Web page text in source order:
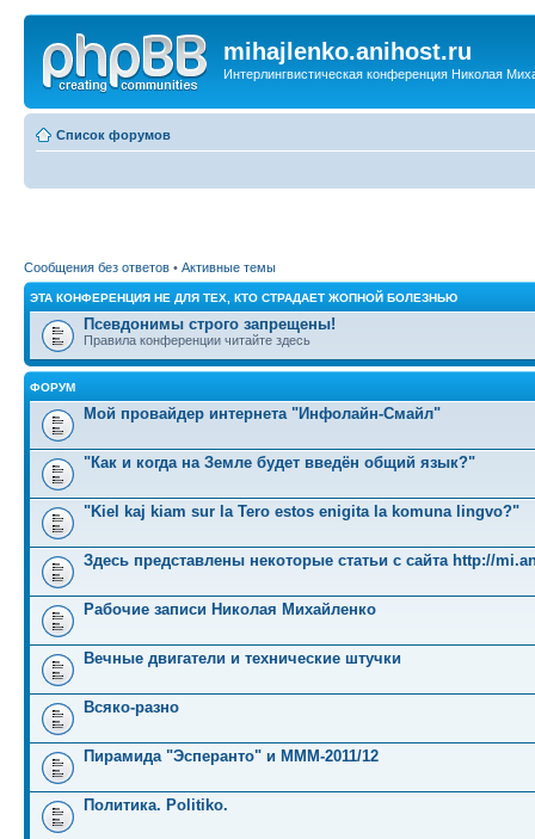
mihajlenko.anihost.ru
Интерлингвистическая конференция Николая
Список форумов
Сообщения без ответов • Активные темы
ЭТА КОНФЕРЕНЦИЯ НЕ ДЛЯ ТЕХ, КТО СТРАДАЕТ ЖОПНОЙ БОЛЕЗНЬЮ
Псевдонимы строго запрещены!
Правила конференции читайте здесь
ФОРУМ
Мой провайдер интернета "Инфолайн-Смайл"
"Как и когда на Земле будет введён общий язык?"
"Kiel kaj kiam sur la Tero estos enigita la komuna lingvo?"
Здесь представлены некоторые статьи с сайта http://
Рабочие записи Николая Михайленко
Вечные двигатели и технические штучки
Всяко-разно
Пирамида "Эсперанто" и MMM-2011/12
Политика. Politiko.